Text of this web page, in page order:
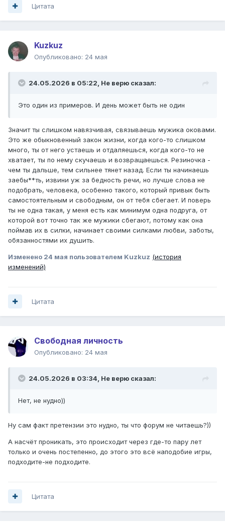
Цитата
Kuzkuz
Опубликовано: 24 мая
24.05.2026 в 05:22, Не верю сказал:
Это один из примеров. И день может быть не один
Значит ты слишком навязчивая, связываешь мужика оковами.
Это же обыкновенный закон жизни, когда кого-то слишком
много, ты от него устаешь и отдаляешься, когда кого-то не
хватает, ты по нему скучаешь и возвращаешься. Резиночка -
чем ты дальше, тем сильнее тянет назад. Если ты начинаешь
заебы**ть, извини уж за бедность речи, но лучше слова не
подобрать, человека, особенно такого, который привык быть
самостоятельным и свободным, он от тебя сбегает. И поверь
ты не одна такая, у меня есть как минимум одна подруга, от
которой вот точно так же мужики сбегают, потому как она
поймав их в силки, начинает своими силками любви, заботы,
обязанностями их душить.
Изменено 24 мая пользователем Kuzkuz (история
изменений)
Цитата
Свободная личность
Опубликовано: 24 мая
24.05.2026 в 03:34, Не верю сказал:
Нет, не нудно))
Ну сам факт претензии это нудно, ты что форум не читаешь?))
А насчёт проникать, это происходит через где-то пару лет
только и очень постепенно, до этого это всё наподобие игры,
подходите-не подходите.
Цитата